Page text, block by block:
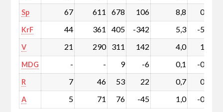
Sp 67 611 678 106 8,8 0,9
KrF 44 361 405 -342 5,3 -5,0
V 21 290 311 142 4,0 1,7
MDG - - 9 -6 0,1 -0,1
R 7 46 53 22 0,7 0,3
A 5 71 76 -45 1,0 -0,7